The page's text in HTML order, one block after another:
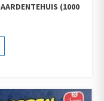
(1000